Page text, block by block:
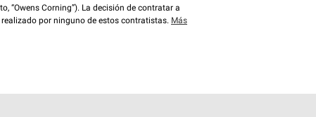
“Owens Corning”). La decisión de contratar a
por ninguno de estos contratistas. Más